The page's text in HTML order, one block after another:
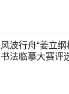
风波行舟“姜立
书法临摹大赛评